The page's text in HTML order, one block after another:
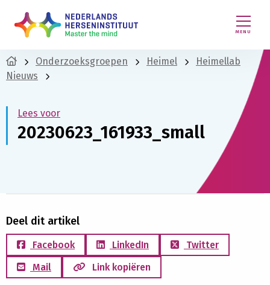
MENU
Onderzoeksgroepen Heimel
Heimellab
Nieuws
Lees voor
20230623_161933_small
Deel dit artikel
Facebook LinkedIn
Twitter
Mail
Link kopiëren